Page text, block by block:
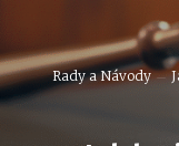
Rady a Návody